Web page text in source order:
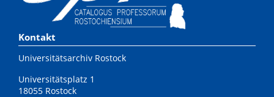
Kontakt
Universitätsarchiv Rostock
Universitätsplatz 1
18055 Rostock